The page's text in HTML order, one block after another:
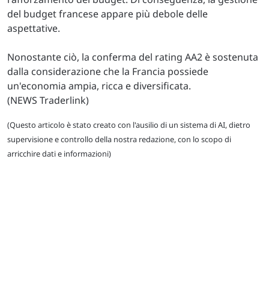
del budget francese appare più debole delle
aspettative.
Nonostante ciò, la conferma del rating AA2 è sostenuta
dalla considerazione che la Francia possiede
un'economia ampia, ricca e diversificata.
(NEWS Traderlink)
(Questo articolo è stato creato con l'ausilio di un sistema di AI, dietro
supervisione e controllo della nostra redazione, con lo scopo di
arricchire dati e informazioni)